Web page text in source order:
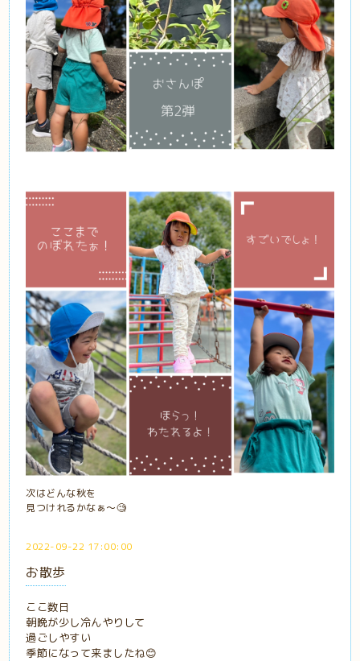
次はどんな秋を
見つけれるかなぁ〜🧐
2022-09-22 17:00:00
お散歩
ここ数日
朝晩が少し冷んやりして
過ごしやすい
季節になって来ましたね😊